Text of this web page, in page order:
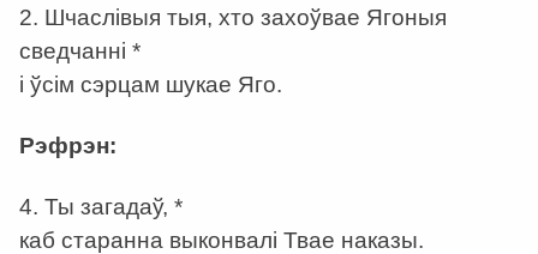
2. Шчаслівыя тыя, хто захоўвае Ягоныя
сведчанні *
і ўсім сэрцам шукае Яго.
Рэфрэн:
4. Ты загадаў, *
каб старанна выконвалі Твае наказы.